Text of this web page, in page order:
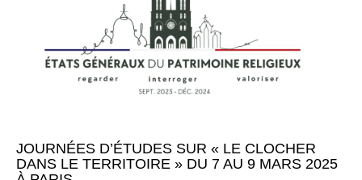
JOURNÉES D’ÉTUDES SUR « LE CLOCHER
DANS LE TERRITOIRE » DU 7 AU 9 MARS 2025